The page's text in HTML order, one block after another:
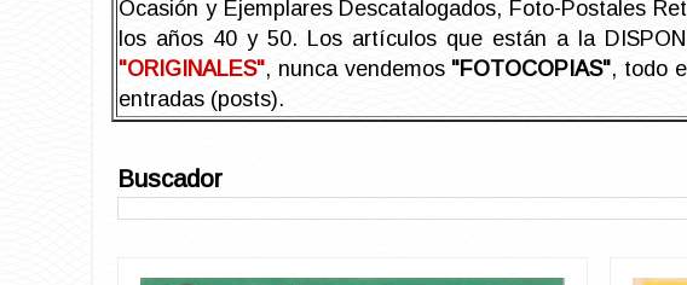
Ocasión y Ejemplares Descatalogados, Foto-Postales
los años 40 y 50. Los artículos que están a la
"ORIGINALES", nunca vendemos "FOTOCOPIAS", todo
entradas (posts).
Buscador